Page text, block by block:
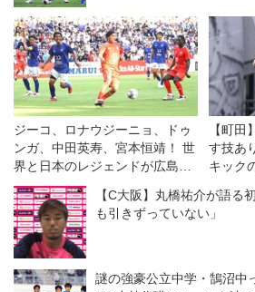
ジーコ、ロナウジーニョ、ドゥ
ンガ、中田英寿、宮本恒靖！ 世
界と日本のレジェンドが広島で
競演◎ジーコオールスターゲー
ム
【町
す技あ
キック
切」だ
【C大阪】丸橋祐介が語る
も引きずっていない」
謎の強豪公立中学・鵠沼中